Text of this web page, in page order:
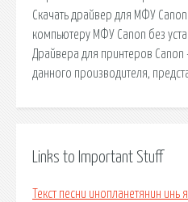
Скачать драйвер для МФУ
компьютеру МФУ Canon без
Драйвера для принтеров
данного производителя,
Links to Important Stuff
Текст песни инопланетянин инь